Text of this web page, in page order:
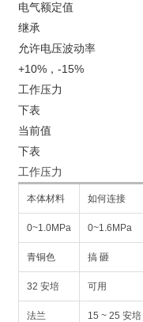
电气额定值
继承
允许电压波动率
+10%，-15%
工作压力
下表
当前值
下表
工作压力
本体材料 如何连接
0~1.0MPa 0~1.6MPa
青铜色 搞 砸
32 安培 可用
法兰 15 ~ 25 安培